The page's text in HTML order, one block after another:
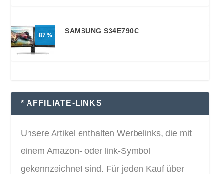
87
SAMSUNG S34E790C
* AFFILIATE-LINKS
Unsere Artikel enthalten Werbelinks, die mit
einem Amazon- oder link-Symbol
gekennzeichnet sind. Für jeden Kauf über